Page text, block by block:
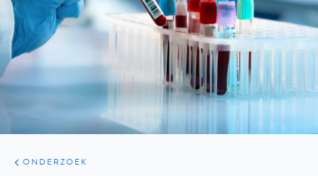
ARTIKELEN
ONDERZOEK
ONDERZOEK